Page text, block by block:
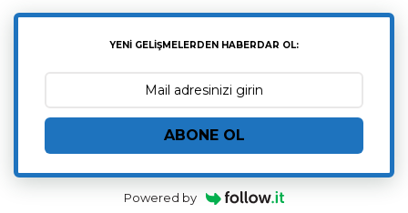
YENİ GELİŞMELERDEN HABERDAR OL:
ABONE OL
Powered by